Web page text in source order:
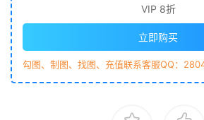
VIP 8折
立即购买
勾图、制图、找图、充值联系客服QQ：